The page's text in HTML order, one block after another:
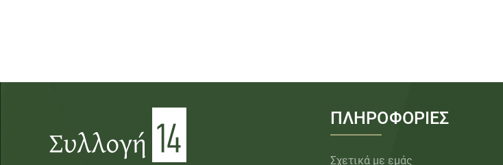
ΠΛΗΡΟΦΟΡΙΕΣ
Σχετικά με εμάς